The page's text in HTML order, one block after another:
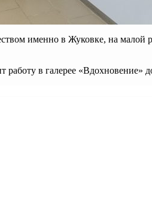
именно в Жуковке, на малой
в галерее «Вдохновение»